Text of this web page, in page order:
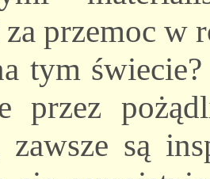
przemoc w
tym
przez
zawsze są